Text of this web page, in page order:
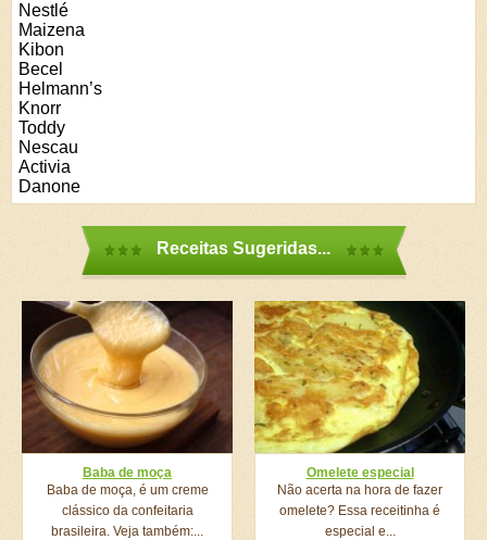
Nestlé
Maizena
Kibon
Becel
Helmann’s
Knorr
Toddy
Nescau
Activia
Danone
Receitas Sugeridas...
Baba de moça
Baba de moça, é um creme
clássico da confeitaria
brasileira. Veja também:...
Omelete especial
Não acerta na hora de fazer
omelete? Essa receitinha é
especial e...